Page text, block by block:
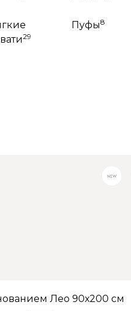
29
Пуфы8
Лео 90х200 см